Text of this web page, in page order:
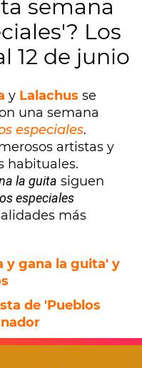
semana
Los
12 de junio
y Lalachus se
una semana
especiales.
artistas y
habituales.
la guita siguen
especiales
más
y gana la guita' y
de 'Pueblos